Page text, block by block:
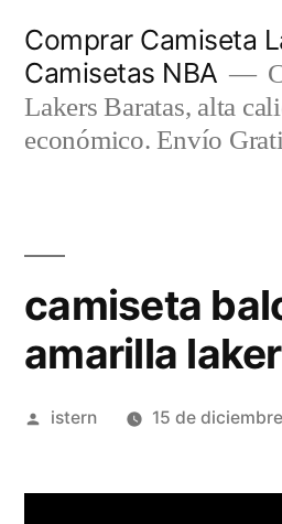
contenido
Comprar Camiseta
Camisetas NBA
Lakers Baratas, alta
económico. Envío
camiseta
amarilla
Publicado
istern 15 de